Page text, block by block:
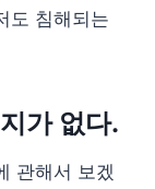
도 침해되는
가 없다.
관해서 보겠